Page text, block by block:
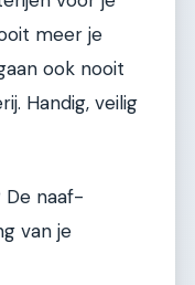
meer je
ook nooit
Handig, veilig
De naaf-
van je